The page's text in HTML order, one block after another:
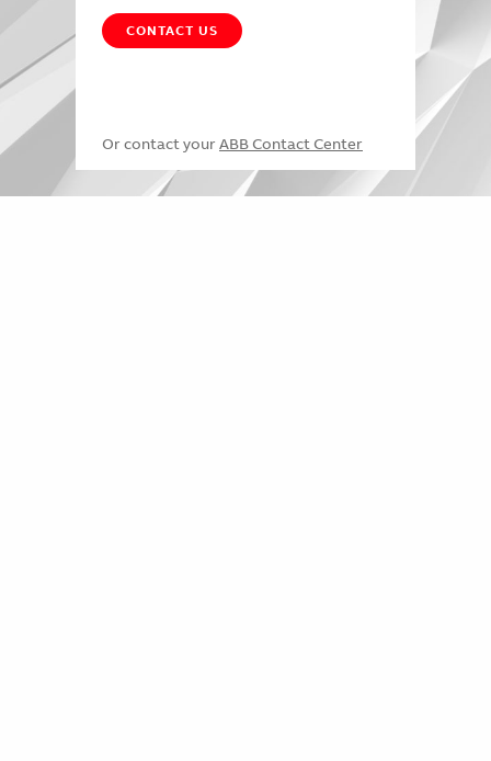
CONTACT US
Or contact your ABB Contact Center